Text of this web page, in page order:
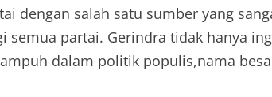
dengan salah satu sumber yang
semua partai. Gerindra tidak hanya
dalam politik populis,nama